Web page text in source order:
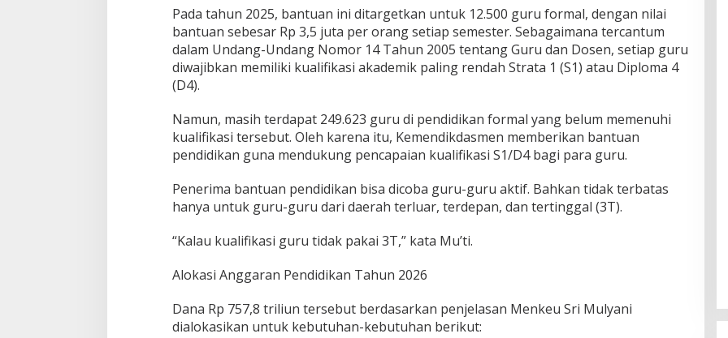
e
n
d
i
d
n
R
p
5
7
,
T
i
R
P
B
Pada tahun 2025, bantuan ini ditargetkan untuk 12.500 guru formal, dengan nilai
bantuan sebesar Rp 3,5 juta per orang setiap semester. Sebagaimana tercantum
dalam Undang-Undang Nomor 14 Tahun 2005 tentang Guru dan Dosen, setiap guru
diwajibkan memiliki kualifikasi akademik paling rendah Strata 1 (S1) atau Diploma 4
(D4).
Namun, masih terdapat 249.623 guru di pendidikan formal yang belum memenuhi
kualifikasi tersebut. Oleh karena itu, Kemendikdasmen memberikan bantuan
pendidikan guna mendukung pencapaian kualifikasi S1/D4 bagi para guru.
Penerima bantuan pendidikan bisa dicoba guru-guru aktif. Bahkan tidak terbatas
hanya untuk guru-guru dari daerah terluar, terdepan, dan tertinggal (3T).
“Kalau kualifikasi guru tidak pakai 3T,” kata Mu’ti.
Alokasi Anggaran Pendidikan Tahun 2026
Dana Rp 757,8 triliun tersebut berdasarkan penjelasan Menkeu Sri Mulyani
dialokasikan untuk kebutuhan-kebutuhan berikut: